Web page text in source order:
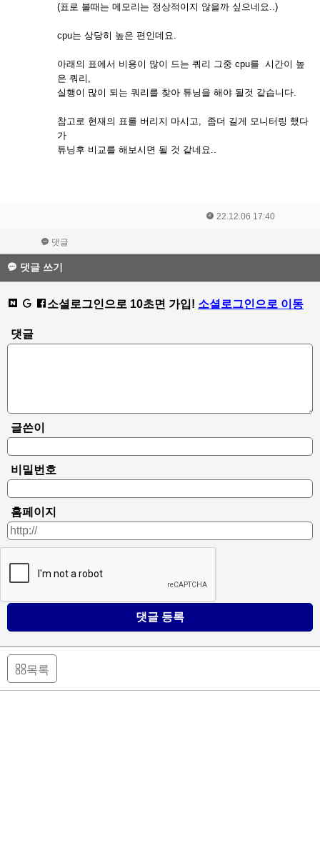
(표로 볼때는 메모리는 정상적이지 않을까 싶으네요..)
cpu는 상당히 높은 편인데요.
아래의 표에서 비용이 많이 드는 쿼리 그중 cpu를 시간이 높
은 쿼리,
실행이 많이 되는 쿼리를 찾아 튜닝을 해야 될것 같습니다.
참고로 현재의 표를 버리지 마시고, 좀더 길게 모니터링 했다
가
튜닝후 비교를 해보시면 될 것 같네요..
22.12.06 17:40
댓글
댓글 쓰기
소셜로그인으로 10초면 가입! 소셜로그인으로 이동
댓글
글쓴이
비밀번호
홈페이지
댓글 등록
목록